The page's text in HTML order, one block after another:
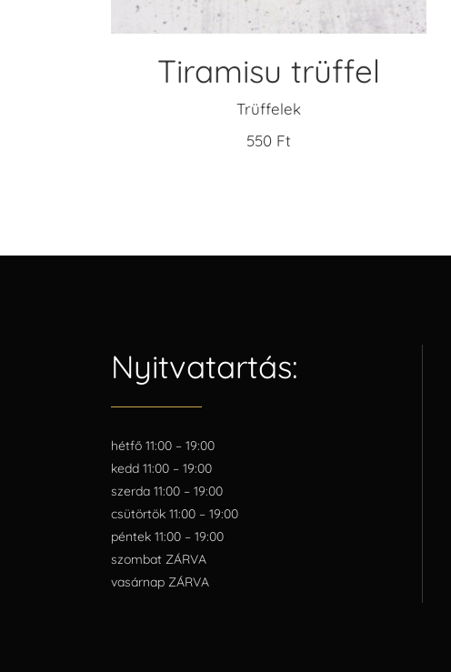
Tiramisu trüffel
Trüffelek
550 Ft
Nyitvatartás:
hétfő 11:00 – 19:00
kedd 11:00 – 19:00
szerda 11:00 – 19:00
csütörtök 11:00 – 19:00
péntek 11:00 – 19:00
szombat ZÁRVA
vasárnap ZÁRVA